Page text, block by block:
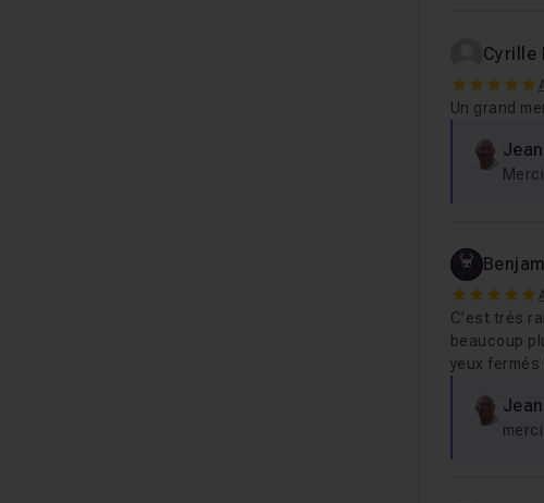
Cyrille
5
Un grand
5
C'est très
beaucoup
yeux fermés